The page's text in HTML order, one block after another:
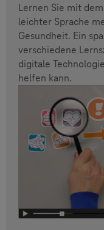
Lernen Sie mit
leichter Sprache
Gesundheit. Ein
verschiedene
digitale
helfen kann.